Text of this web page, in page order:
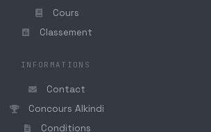
Cours
Classement
INFORMATIONS
Contact
Concours Alkindi
Conditions